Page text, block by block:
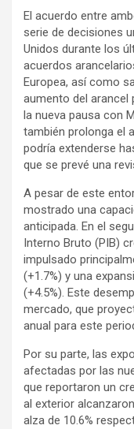
El acuerdo entre
serie de decisiones
Unidos durante los
acuerdos
Europea, así como
aumento del arancel
la nueva pausa con
también prolonga el
podría extenderse
que se prevé una
A pesar de este
mostrado una
anticipada. En el
Interno Bruto (PIB)
impulsado
(+1.7%) y una
(+4.5%). Este
mercado, que
anual para este
Por su parte, las
afectadas por las
que reportaron un
al exterior
alza de 10.6%